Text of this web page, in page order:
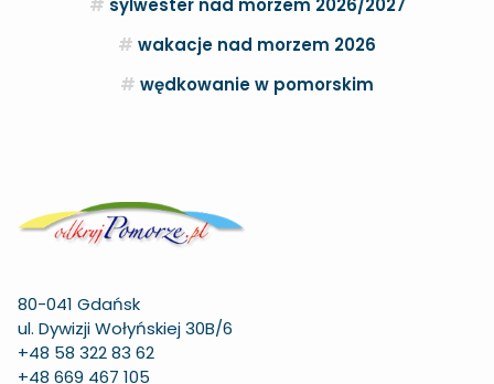
wakacje nad morzem 2026
wędkowanie w pomorskim
80-041 Gdańsk
ul. Dywizji Wołyńskiej 30B/6
+48 58 322 83 62
+48 669 467 105